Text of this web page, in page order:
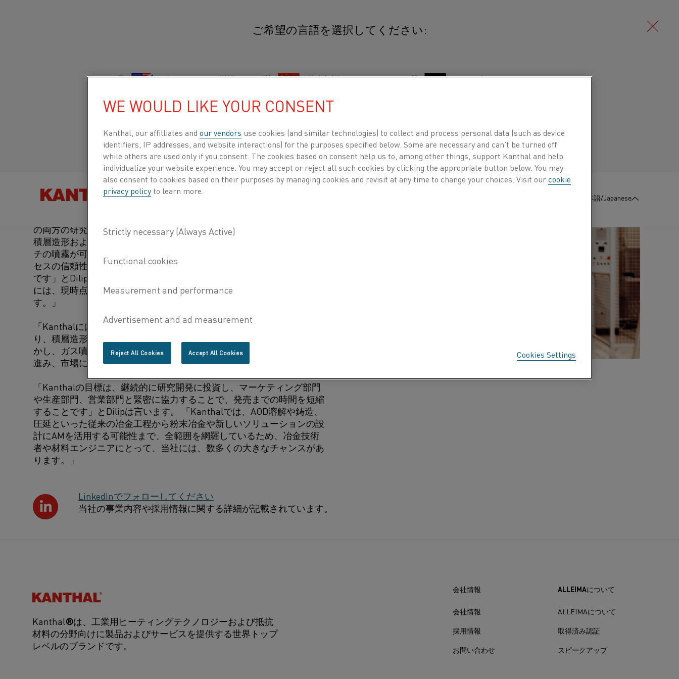
ご希望の言語を選択してください:
グローバルサイト/英語 简体中文/Chinese Deutsch/German
Italiano/Italian 日本語/Japanese
Español/Spanish Français/French
製品を以下のカテゴリで探す 日本語/Japanese
堅牢な研究
HEAVY-WEIGHT 3D PRINTING
研究機関のSwerimとKanthalは、実験的な最新式噴霧装置に投資するた
めに力を合わせました。 「この投資によって、粉末冶金と金属積層造形
に独自の可能性が生まれます」と言うのは、Kanthalの研究開発部長で
あるDilip Chandrasekaranです。
の両方の研究開発用に設計されています。3Dプリントとしても知られる
積層造形および熱間静水圧プレス用途の両方で、最大約85kgの粉末バッ
チの噴霧が可能です。 「現在の3Dプリントにおける主な課題は、プロ
セスの信頼性を高め、生産コストを削減し、製品設計を最適化すること
です」とDilipは言います。 「85kgという重さについていえば、Kanthal
には、現時点で、2kgを扱うことができるパイロット融解施設がありま
す。」
「Kanthalには、独自の材料ラインナップや粉末冶金の専門知識があ
り、積層造形の継続的な研究が行われています」と彼は言います。 「し
かし、ガス噴霧に関するSwerimとの共同開発のおかげで、さらに先に
進み、市場において一層強力な地位を築くことができます。」
「Kanthalの目標は、継続的に研究開発に投資し、マーケティング部門
や生産部門、営業部門と緊密に協力することで、発売までの時間を短縮
することです」とDilipは言います。 「Kanthalでは、AOD溶解や鋳造、
圧延といった従来の冶金工程から粉末冶金や新しいソリューションの設
計にAMを活用する可能性まで、全範囲を網羅しているため、冶金技術
者や材料エンジニアにとって、当社には、数多くの大きなチャンスがあ
ります。」
LinkedInでフォローしてください
当社の事業内容や採用情報に関する詳細が記載されています。
Kanthal®
Kanthal®は、工業用ヒーティングテクノロジーおよび抵抗
材料の分野向けに製品およびサービスを提供する世界トップ
レベルのブランドです。
会社情報
会社情報
採用情報
お問い合わせ
ALLEIMAについて
ALLEIMAについて
取得済み認証
スピークアップ
WE WOULD LIKE YOUR CONSENT
Kanthal, our affilliates and our vendors use cookies (and similar technologies) to collect and process personal data (such as device
identifiers, IP addresses, and website interactions) for the purposes specified below. Some are necessary and can’t be turned off
while others are used only if you consent. The cookies based on consent help us to, among other things, support Kanthal and help
individualize your website experience. You may accept or reject all such cookies by clicking the appropriate button below. You may
also consent to cookies based on their purposes by managing cookies and revisit at any time to change your choices. Visit ourcookie
privacy policyto learn more.
Cookies Settings
Reject All Cookies Accept All Cookies